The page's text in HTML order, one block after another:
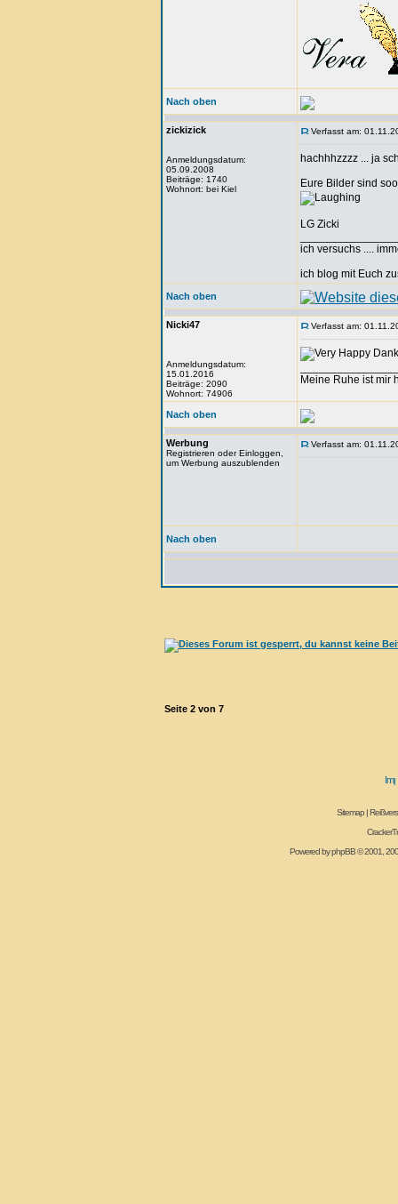
Nach oben
zickizick
Anmeldungsdatum:
05.09.2008
Beiträge: 1740
Wohnort: bei Kiel
Verfasst am:
hachhhzzzz ... ja
Eure Bilder sind
LG Zicki
ich versuchs ....
ich blog mit Euch
Nach oben
Nicki47
Anmeldungsdatum:
15.01.2016
Beiträge: 2090
Wohnort: 74906
Verfasst am:
Meine Ruhe ist mir
Nach oben
Werbung
Registrieren oder Einloggen,
um Werbung auszublenden
Verfasst am:
Nach oben
Seite 2 von 7
Sitemap|
Powered byphpBB© 2001,